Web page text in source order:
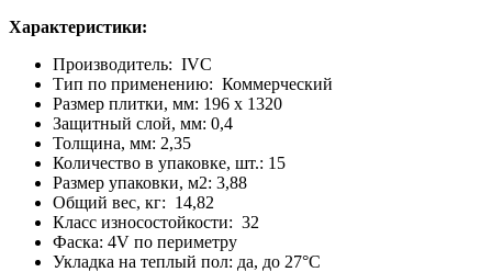
Характеристики:
Производитель: IVC
Тип по применению: Коммерческий
Размер плитки, мм: 196 х 1320
Защитный слой, мм: 0,4
Толщина, мм: 2,35
Количество в упаковке, шт.: 15
Размер упаковки, м2: 3,88
Общий вес, кг: 14,82
Класс износостойкости: 32
Фаска: 4V по периметру
Укладка на теплый пол: да, до 27°C